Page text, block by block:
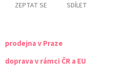
ZEPTAT SE SDÍLET
prodejna v Praze
doprava v rámci ČR a EU